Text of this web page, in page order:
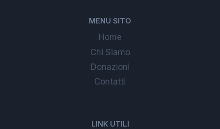
MENU SITO
Home
Chi Siamo
Donazioni
Contatti
LINK UTILI